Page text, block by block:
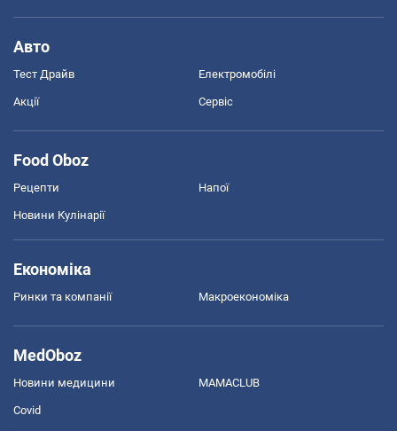
Авто
Тест Драйв Електромобілі
Акції Сервіс
Food Oboz
Рецепти Напої
Новини Кулінарії
Економіка
Ринки та компанії Макроекономіка
MedOboz
Новини медицини MAMACLUB
Covid